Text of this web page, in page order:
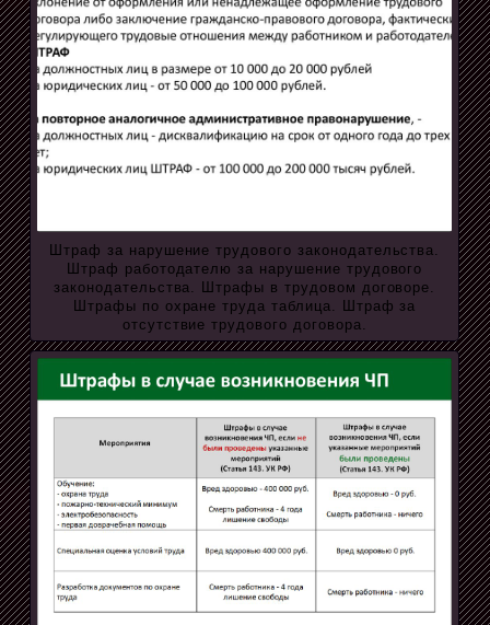
Штраф за нарушение трудового законодательства.
Штраф работодателю за нарушение трудового
законодательства. Штрафы в трудовом договоре.
Штрафы по охране труда таблица. Штраф за
отсутствие трудового договора.